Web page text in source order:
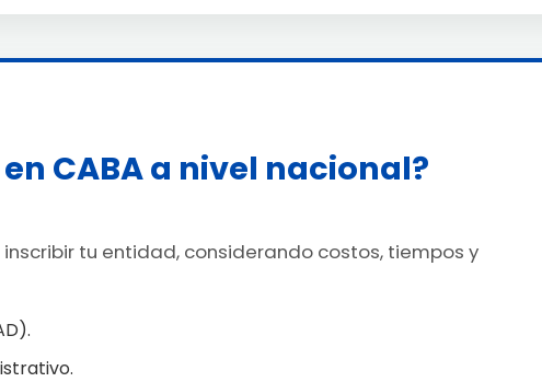
CABA a nivel nacional?
tu entidad, considerando costos, tiempos y